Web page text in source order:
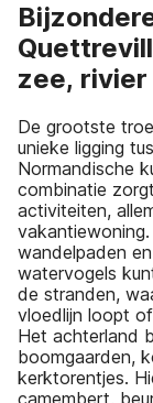
zee,
De grootste
unieke ligging
Normandische
combinatie
activiteiten,
wandelpaden
watervogels
de stranden,
vloedlijn loopt
Het achterland
boomgaarden,
kerktorentjes.